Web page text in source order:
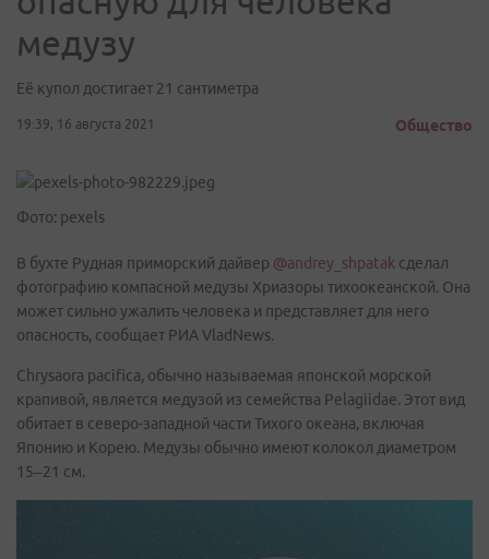
медузу
Её купол достигает 21 сантиметра
19:39, 16 августа 2021 Общество
Фото: pexels
В бухте Рудная приморский дайвер @andrey_shpatak сделал
фотографию компасной медузы Хриазоры тихоокеанской. Она
может сильно ужалить человека и представляет для него
опасность, сообщает РИА VladNews.
Chrysaora pacifica, обычно называемая японской морской
крапивой, является медузой из семейства Pelagiidae. Этот вид
обитает в северо-западной части Тихого океана, включая
Японию и Корею. Медузы обычно имеют колокол диаметром
15–21 см.